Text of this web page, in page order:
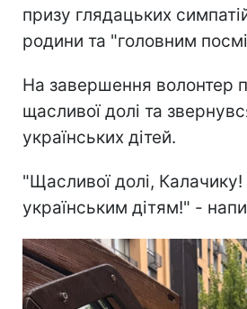
призу глядацьких
родини та "головним
На завершення волонтер
щасливої долі та
українських дітей.
"Щасливої долі, Калачику!
українським дітям!" -